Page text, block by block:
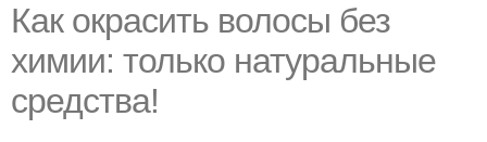
Как окрасить волосы без
химии: только натуральные
средства!